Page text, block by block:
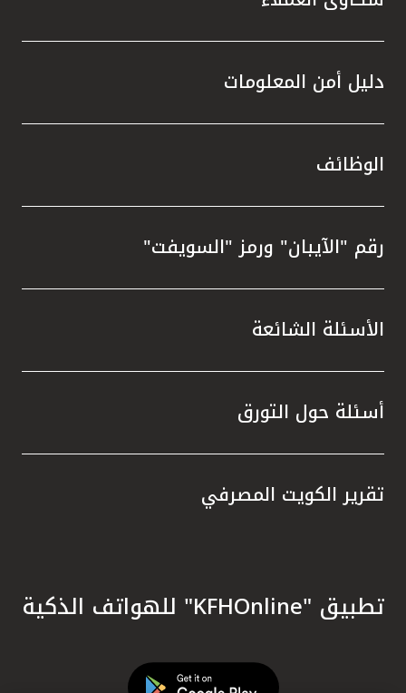
دليل أمن المعلومات
الوظائف
رقم "الآيبان" ورمز "السويفت"
الأسئلة الشائعة
أسئلة حول التورق
تقرير الكويت المصرفي
تطبيق "KFHOnline" للهواتف الذكية